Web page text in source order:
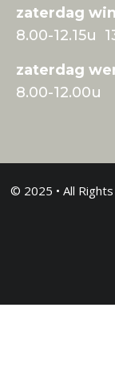
zaterdag
8.00-12.15u
zaterdag
8.00-12.00u
© 2025 • All